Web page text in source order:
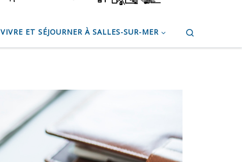
VIVRE ET SÉJOURNER À SALLES-SUR-MER